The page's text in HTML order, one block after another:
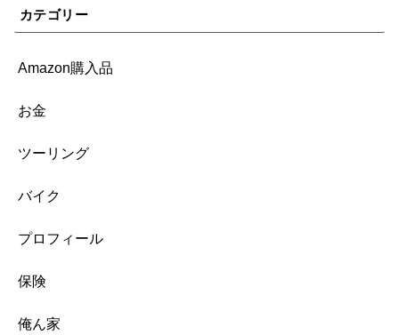
カテゴリー
Amazon購入品
お金
ツーリング
バイク
プロフィール
保険
俺ん家